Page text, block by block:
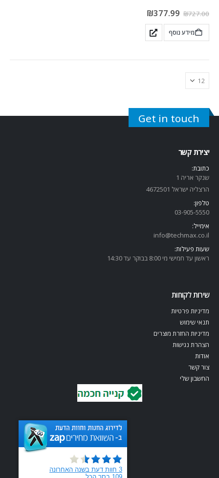
₪727.00
₪377.99
מידע נוסף
Get in touch
יצירת קשר
כתובת:
שנקר אריה 1
הרצליה ישראל 4672501
טלפון:
03-905-5550
אימייל:
info@techmax.co.il
שעות פעילות:
ראשון עד חמישי מי 8:00 בבוקר עד 14:30
שירות לקוחות
מדיניות פרטיות
תנאי שימוש
מדיניות החזרת מוצרים
הצהרת נגישות
אודות
צור קשר
החשבון שלי